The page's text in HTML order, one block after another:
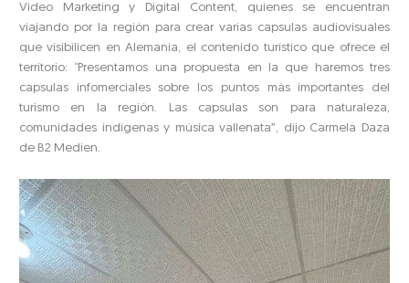
Video Marketing y Digital Content, quienes se encuentran
viajando por la región para crear varias capsulas audiovisuales
que visibilicen en Alemania, el contenido turístico que ofrece el
territorio: “Presentamos una propuesta en la que haremos tres
capsulas infomerciales sobre los puntos más importantes del
turismo en la región. Las capsulas son para naturaleza,
comunidades indígenas y música vallenata”, dijo Carmela Daza
de B2 Medien.